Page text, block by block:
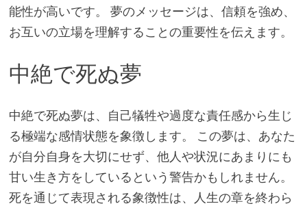
能性が高いです。 夢のメッセージは、信頼を強め、
お互いの立場を理解することの重要性を伝えます。
中絶で死ぬ夢
中絶で死ぬ夢は、自己犠牲や過度な責任感から生じ
る極端な感情状態を象徴します。 この夢は、あなた
が自分自身を大切にせず、他人や状況にあまりにも
甘い生き方をしているという警告かもしれません。
死を通じて表現される象徴性は、人生の章を終わら